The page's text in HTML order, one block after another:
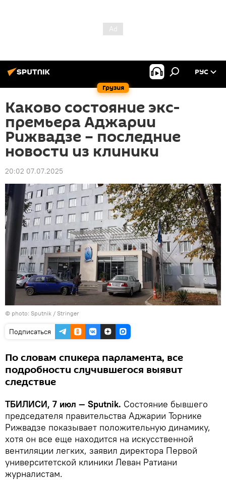
Грузия
РУС
Каково состояние экс-
премьера Аджарии
Рижвадзе – последние
новости из клиники
20:02 07.07.2025
© photo: Sputnik / Stringer
Подписаться
По словам спикера парламента, все
подробности случившегося выявит
следствие
ТБИЛИСИ, 7 июл — Sputnik. Состояние бывшего
председателя правительства Аджарии Торнике
Рижвадзе показывает положительную динамику,
хотя он все еще находится на искусственной
вентиляции легких, заявил директора Первой
университетской клиники Леван Ратиани
журналистам.